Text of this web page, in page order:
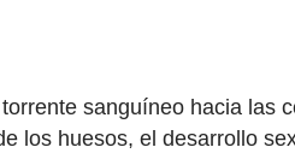
sanguíneo hacia las
los huesos, el desarrollo